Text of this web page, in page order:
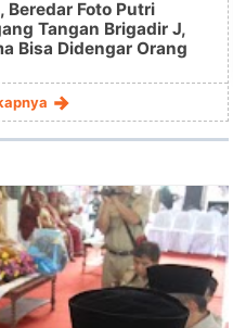
Beredar Foto Putri
Tangan Brigadir J,
Bisa Didengar Orang